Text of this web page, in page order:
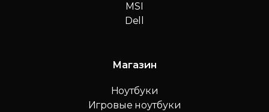
MSI
Dell
Магазин
Ноутбуки
Игровые ноутбуки